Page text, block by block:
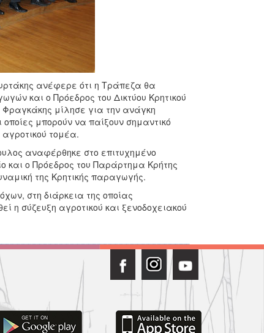
ανέφερε ότι η Τράπεζα θα
και ο Πρόεδρος του Δικτύου Κρητικού
μίλησε για την ανάγκη
μπορούν να παίξουν σημαντικό
τομέα.
αναφέρθηκε στο επιτυχημένο
και ο Πρόεδρος του Παράρτημα Κρήτης
της Κρητικής παραγωγής.
στη διάρκεια της οποίας
η σύζευξη αγροτικού και ξενοδοχειακού